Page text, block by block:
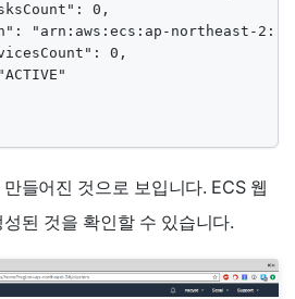
0,
"arn:aws:ecs:ap-northeast-
0,
들어진 것으로 보입니다. ECS 웹
된 것을 확인할 수 있습니다.